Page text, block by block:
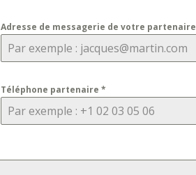
Adresse de messagerie de votre partenaire
Téléphone partenaire *